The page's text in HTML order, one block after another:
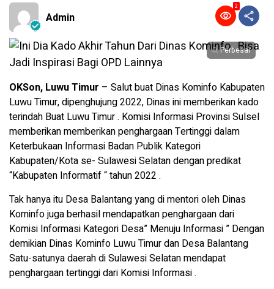
Admin
2
Perbesar
OKSon, Luwu Timur – Salut buat Dinas Kominfo Kabupaten
Luwu Timur, dipenghujung 2022, Dinas ini memberikan kado
terindah Buat Luwu Timur . Komisi Informasi Provinsi Sulsel
memberikan memberikan penghargaan Tertinggi dalam
Keterbukaan Informasi Badan Publik Kategori
Kabupaten/Kota se- Sulawesi Selatan dengan predikat
“Kabupaten Informatif “ tahun 2022 .
Tak hanya itu Desa Balantang yang di mentori oleh Dinas
Kominfo juga berhasil mendapatkan penghargaan dari
Komisi Informasi Kategori Desa” Menuju Informasi ” Dengan
demikian Dinas Kominfo Luwu Timur dan Desa Balantang
Satu-satunya daerah di Sulawesi Selatan mendapat
penghargaan tertinggi dari Komisi Informasi .